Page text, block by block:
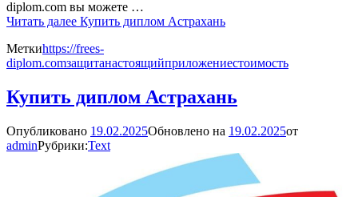
diplom.com вы можете …
Читать далее Купить диплом Астрахань
Меткиhttps://frees-
diplom.comзащитанастоящийприложениестоимость
Купить диплом Астрахань
Опубликовано 19.02.2025Обновлено на 19.02.2025от
adminРубрики:Text